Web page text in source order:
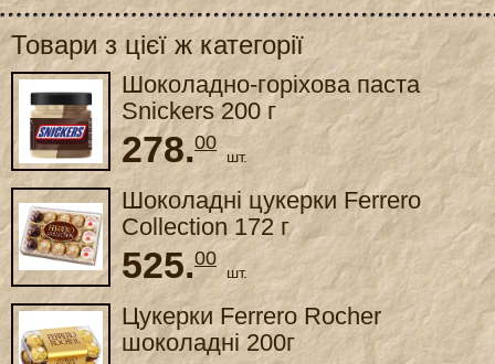
Товари з цієї ж категорії
Шоколадно-горіхова паста
Snickers 200 г
278.00
шт.
Шоколадні цукерки Ferrero
Collection 172 г
525.00
шт.
Цукерки Ferrero Rocher
шоколадні 200г